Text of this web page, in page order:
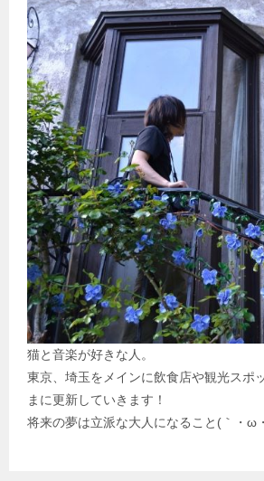
猫と音楽が好きな人。
東京、埼玉をメインに飲食店や観光スポ
まに更新していきます！
将来の夢は立派な大人になること(｀・ω